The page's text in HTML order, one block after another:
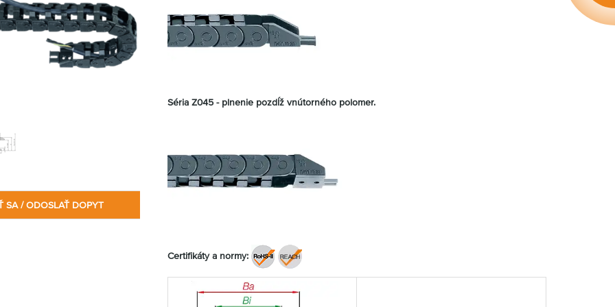
SA / ODOSLAŤ DOPYT
Séria Z045 - plnenie pozdĺž vnútorného polomer.
Certifikáty a normy: